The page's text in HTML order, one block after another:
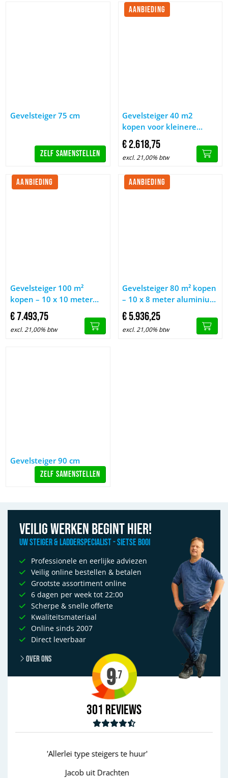
Afbeelding Gevelsteiger 75 cm
Gevelsteiger 75 cm
Zelf samenstellen
AANBIEDING
Afbeelding Gevelsteiger 40
Gevelsteiger 40 m2
kopen voor kleinere
klussen
€2.618,75
excl. 21,00% btw
AANBIEDING
Afbeelding Gevelsteiger 100 m² kopen – 10 x 10 meter
Gevelsteiger 100 m²
kopen – 10 x 10 meter
aluminium gevelsteiger
€7.493,75
excl. 21,00% btw
AANBIEDING
Afbeelding Gevelsteiger 80
Gevelsteiger 80 m² kopen
– 10 x 8 meter aluminium
gevelsteiger
€5.936,25
excl. 21,00% btw
Afbeelding Gevelsteiger 90 cm
Gevelsteiger 90 cm
Zelf samenstellen
Veilig werken begint hier!
Uw Steiger & Ladderspecialist - Sietse Booi
Professionele en eerlijke adviezen
Veilig online bestellen & betalen
Grootste assortiment online
6 dagen per week tot 22:00
Scherpe & snelle offerte
Kwaliteitsmateriaal
Online sinds 2007
Direct leverbaar
Over ons
9.7
301 Reviews
'goed'
Wim uit Aalten